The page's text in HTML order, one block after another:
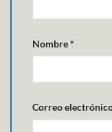
Nombre*
Correo